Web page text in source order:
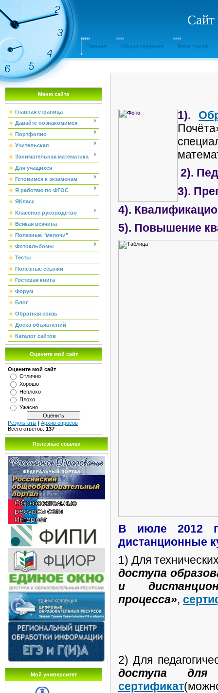
Сайт
Главная Общие сведения Регистрация
Меню сайта
Главная страница
Давайте познакомимся
Портфолио
Учительская
Занимательная математика
Для учащихся
Готовимся к экзаменам
Я работаю по ФГОС
ЯКласс
Классное руководство
Всякая всячина
Полезные "мелочи"
Фотоальбомы
Тесты
Полезные ссылки
Гостевая книга
Форум
Блог
Обратная связь
Доска объявлений
Каталог сайтов
Оцените мой сайт
Оцените мой сайт
Отлично
Хорошо
Неплохо
Плохо
Ужасно
Результаты | Архив опросов
Всего ответов: 137
Полезные ссылки
Мой университет
1).
2).
3).
4).
5). Повышение
В июле 2012
дистанционные
1) Для
доступа
и
процесса»,
2)Для
доступа для
сертификат